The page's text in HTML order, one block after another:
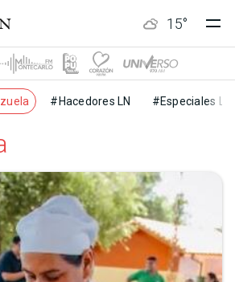
15°
#Hacedores LN #Especiales LN